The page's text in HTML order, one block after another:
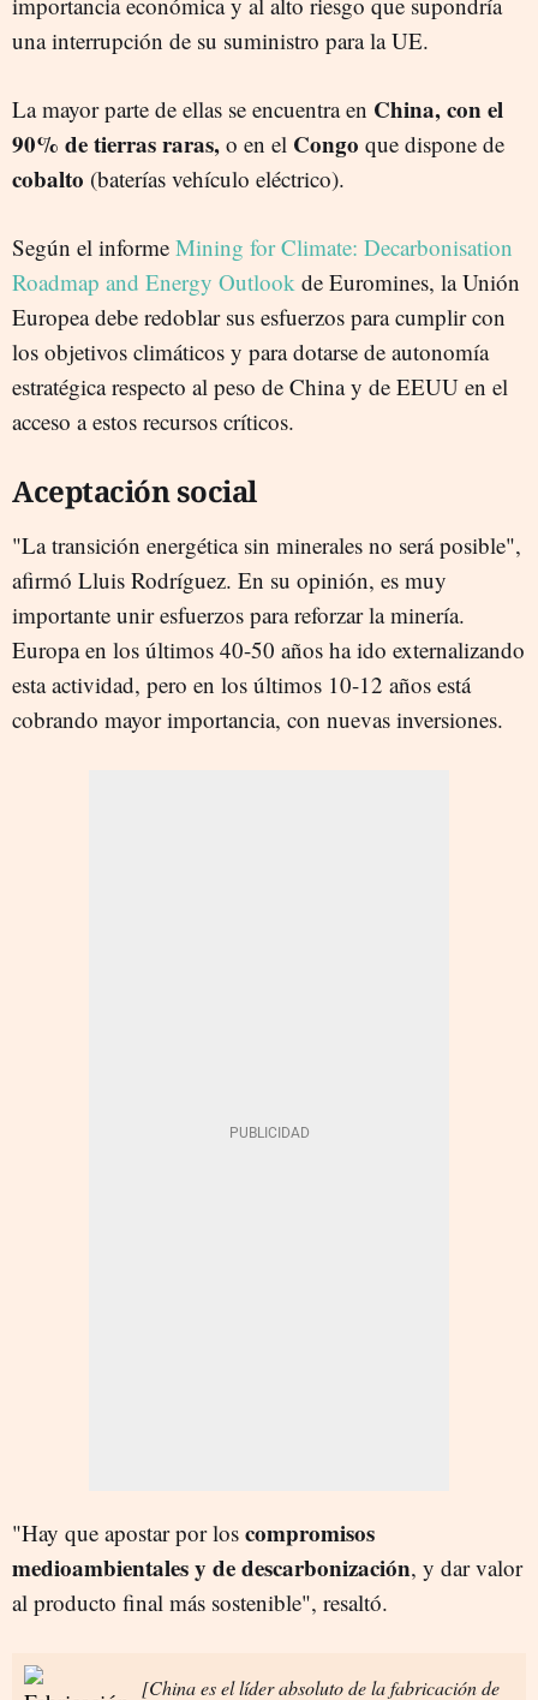
una interrupción de su suministro para la UE.
La mayor parte de ellas se encuentra en China, con el
90% de tierras raras, o en el Congo que dispone de
cobalto (baterías vehículo eléctrico).
Según el informe Mining for Climate: Decarbonisation
Roadmap and Energy Outlook de Euromines, la Unión
Europea debe redoblar sus esfuerzos para cumplir con
los objetivos climáticos y para dotarse de autonomía
estratégica respecto al peso de China y de EEUU en el
acceso a estos recursos críticos.
Aceptación social
"La transición energética sin minerales no será posible",
afirmó Lluis Rodríguez. En su opinión, es muy
importante unir esfuerzos para reforzar la minería.
Europa en los últimos 40-50 años ha ido externalizando
esta actividad, pero en los últimos 10-12 años está
cobrando mayor importancia, con nuevas inversiones.
"Hay que apostar por los compromisos
medioambientales y de descarbonización, y dar valor
al producto final más sostenible", resaltó.
[China es el líder absoluto de la fabricación de